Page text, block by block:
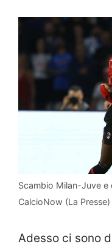
Scambio Milan-Juve e
CalcioNow (La Presse)
Adesso ci sono